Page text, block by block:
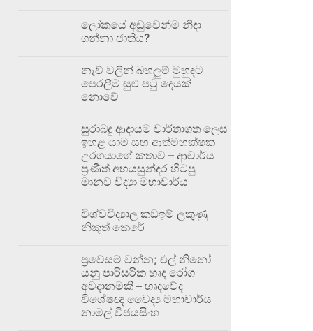
ලෝකයේ අඩුවෙන්ම නිදා
ගන්නා ජාතිය?
නැව් වලින් බහලුම් මුහුදට
පෙරලීම සුළු පටු දෙයක්
නොවේ
සුරාබදු ආදායම වාර්තාගත ලෙස
ඉහළ යාම සහ ආත්මභක්ෂක
උරගයාගේ කතාව – ආචාර්ය
ප්‍රණීත් අභයසුන්දර හිටපු
මානව විද්‍යා මහාචාර්ය
විශ්වවිද්‍යාල කඩඉම් ලකුණු
නිකුත් කෙරේ
ප්‍රවේසම් වන්න; එල් නිනෝ
යනු පාරිසරික හෘද රෝග
අවදානමකි – හෘදවේද
විශේෂඥ වෛද්‍ය මහාචාර්ය
නාමල් විජයසිංහ